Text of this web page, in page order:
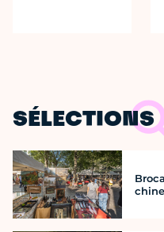
SÉLECTIONS